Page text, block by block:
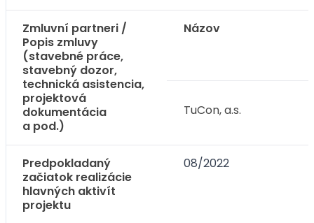
Zmluvní partneri /
Popis zmluvy
(stavebné práce,
stavebný dozor,
technická asistencia,
projektová
dokumentácia
a pod.)
Názov
TuCon, a.s.
Predpokladaný
začiatok realizácie
hlavných aktivít
projektu
08/2022